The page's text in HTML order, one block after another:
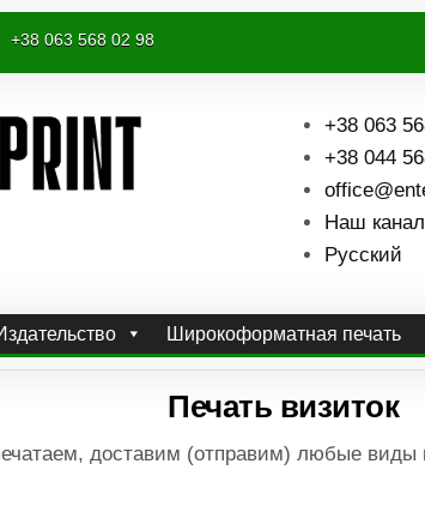
+38 063 568 02 98
+38 063
+38 044
Наш
Русский
Широкоформатная печать
Печать визиток
доставим (отправим) любые виды